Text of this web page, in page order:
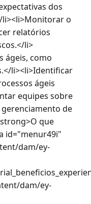
dos
o
relatórios
li>
ágeis, como
li><li>Identificar
ágeis
equipes sobre
de
que
id="menur49i"
dam/ey-
dam/ey-